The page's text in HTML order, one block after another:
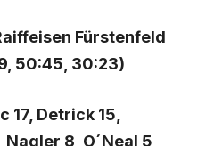
Fürstenfeld
50:45, 30:23)
Detrick 15,
8, O´Neal 5,